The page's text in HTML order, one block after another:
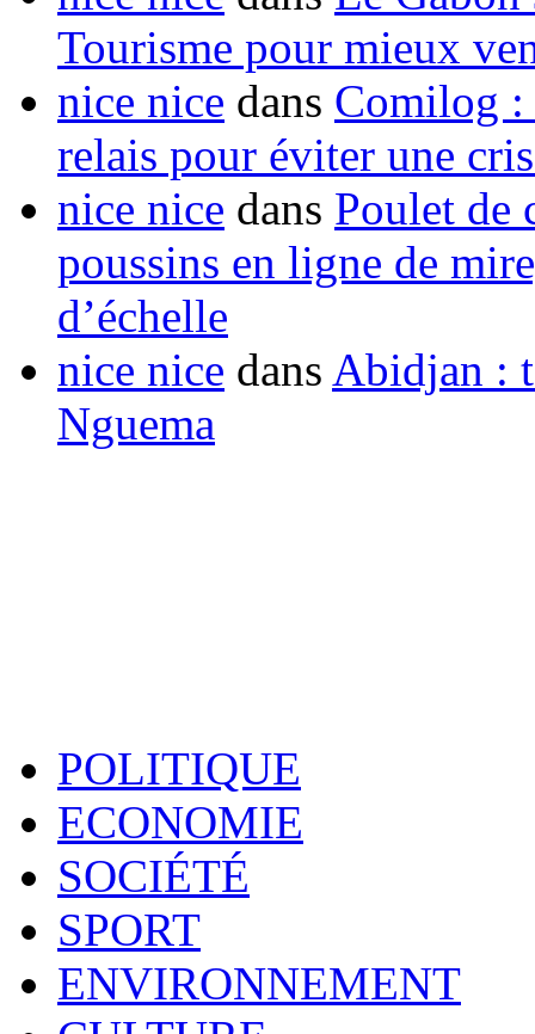
Tourisme pour mieux
nice nice dans Comilog :
relais pour éviter une
nice nice dans Poulet de
poussins en ligne de
d’échelle
nice nice dans Abidjan :
Nguema
POLITIQUE
ECONOMIE
SOCIÉTÉ
SPORT
ENVIRONNEMENT